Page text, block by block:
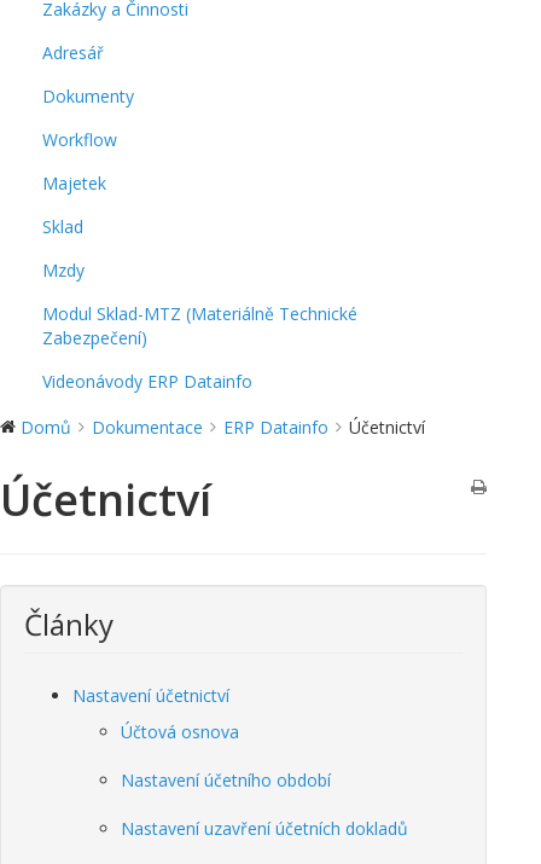
Zakázky a Činnosti
Adresář
Dokumenty
Workflow
Majetek
Sklad
Mzdy
Modul Sklad-MTZ (Materiálně Technické
Zabezpečení)
Videonávody ERP Datainfo
Domů
Dokumentace ERP Datainfo Účetnictví
Účetnictví
Články
Nastavení účetnictví
Účtová osnova
Nastavení účetního období
Nastavení uzavření účetních dokladů